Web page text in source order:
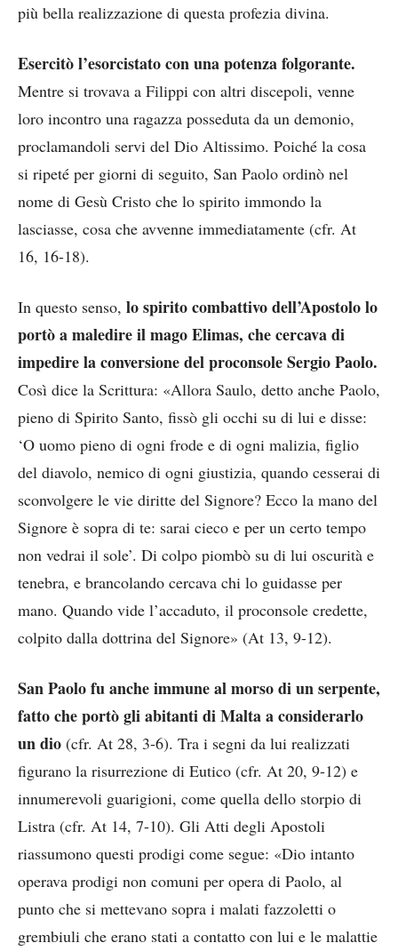
più bella realizzazione di questa profezia divina.
Esercitò l’esorcistato con una potenza folgorante.
Mentre si trovava a Filippi con altri discepoli, venne
loro incontro una ragazza posseduta da un demonio,
proclamandoli servi del Dio Altissimo. Poiché la cosa
si ripeté per giorni di seguito, San Paolo ordinò nel
nome di Gesù Cristo che lo spirito immondo la
lasciasse, cosa che avvenne immediatamente (cfr. At
16, 16-18).
In questo senso, lo spirito combattivo dell’Apostolo lo
portò a maledire il mago Elimas, che cercava di
impedire la conversione del proconsole Sergio Paolo.
Così dice la Scrittura: «Allora Saulo, detto anche Paolo,
pieno di Spirito Santo, fissò gli occhi su di lui e disse:
‘O uomo pieno di ogni frode e di ogni malizia, figlio
del diavolo, nemico di ogni giustizia, quando cesserai di
sconvolgere le vie diritte del Signore? Ecco la mano del
Signore è sopra di te: sarai cieco e per un certo tempo
non vedrai il sole’. Di colpo piombò su di lui oscurità e
tenebra, e brancolando cercava chi lo guidasse per
mano. Quando vide l’accaduto, il proconsole credette,
colpito dalla dottrina del Signore» (At 13, 9-12).
San Paolo fu anche immune al morso di un serpente,
fatto che portò gli abitanti di Malta a considerarlo
un dio (cfr. At 28, 3-6). Tra i segni da lui realizzati
figurano la risurrezione di Eutico (cfr. At 20, 9-12) e
innumerevoli guarigioni, come quella dello storpio di
Listra (cfr. At 14, 7-10). Gli Atti degli Apostoli
riassumono questi prodigi come segue: «Dio intanto
operava prodigi non comuni per opera di Paolo, al
punto che si mettevano sopra i malati fazzoletti o
grembiuli che erano stati a contatto con lui e le malattie